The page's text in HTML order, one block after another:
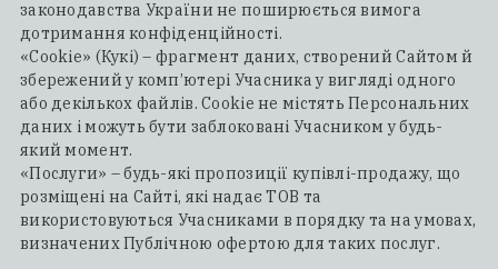
законодавства України не поширюється вимога
дотримання конфіденційності.
«Cookie» (Кукі) – фрагмент даних, створений Сайтом й
збережений у комп’ютері Учасника у вигляді одного
або декількох файлів. Cookie не містять Персональних
даних і можуть бути заблоковані Учасником у будь-
який момент.
«Послуги» – будь-які пропозиції купівлі-продажу, що
розміщені на Сайті, які надає ТОВ та
використовуються Учасниками в порядку та на умовах,
визначених Публічною офертою для таких послуг.